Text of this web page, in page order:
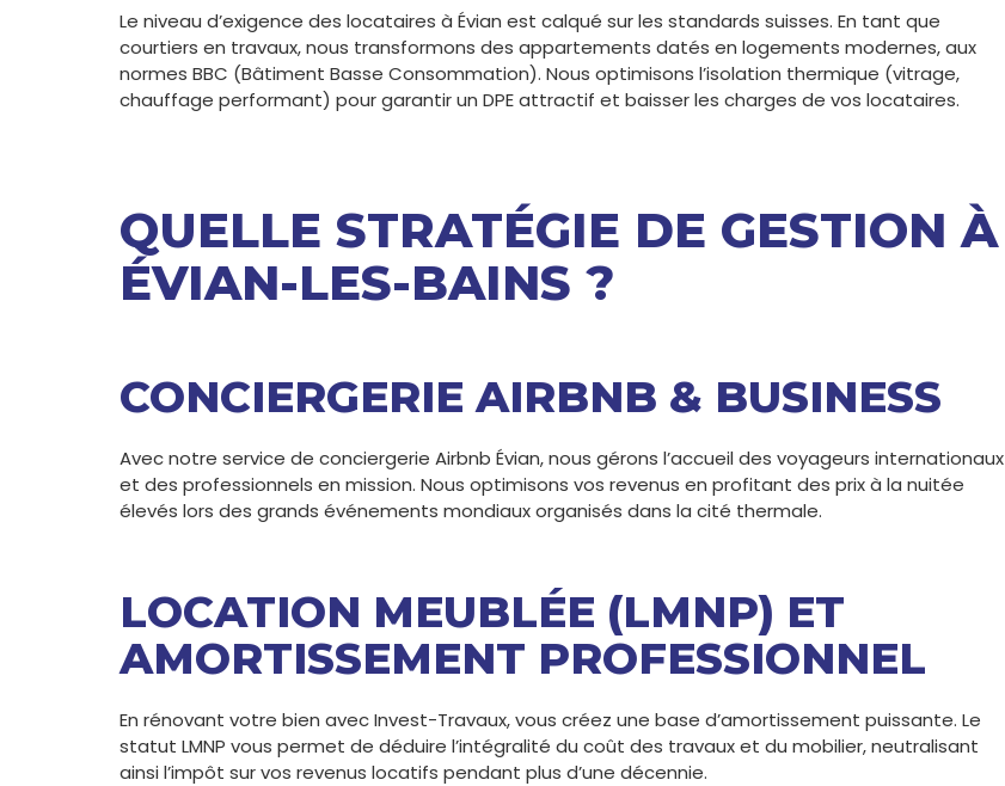
Le niveau d’exigence des locataires à Évian est calqué sur les standards suisses. En tant que
courtiers en travaux, nous transformons des appartements datés en logements modernes, aux
normes BBC (Bâtiment Basse Consommation). Nous optimisons l’isolation thermique (vitrage,
chauffage performant) pour garantir un DPE attractif et baisser les charges de vos locataires.
QUELLE STRATÉGIE DE GESTION À
ÉVIAN-LES-BAINS ?
CONCIERGERIE AIRBNB & BUSINESS
Avec notre service de conciergerie Airbnb Évian, nous gérons l’accueil des voyageurs internationaux
et des professionnels en mission. Nous optimisons vos revenus en profitant des prix à la nuitée
élevés lors des grands événements mondiaux organisés dans la cité thermale.
LOCATION MEUBLÉE (LMNP) ET
AMORTISSEMENT PROFESSIONNEL
En rénovant votre bien avec Invest-Travaux, vous créez une base d’amortissement puissante. Le
statut LMNP vous permet de déduire l’intégralité du coût des travaux et du mobilier, neutralisant
ainsi l’impôt sur vos revenus locatifs pendant plus d’une décennie.